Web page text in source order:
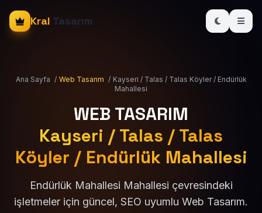
Kral Tasarım
Ana Sayfa / Web Tasarım / Kayseri / Talas / Talas Köyler / Endürlük
Mahallesi
WEB TASARIM
Kayseri / Talas / Talas
Köyler / Endürlük Mahallesi
Endürlük Mahallesi Mahallesi çevresindeki
işletmeler için güncel, SEO uyumlu Web Tasarım.